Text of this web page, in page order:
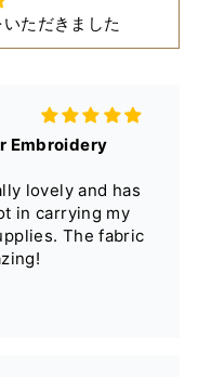
ただきました
the Product
of Saudi
purchased this
scissors
you for your